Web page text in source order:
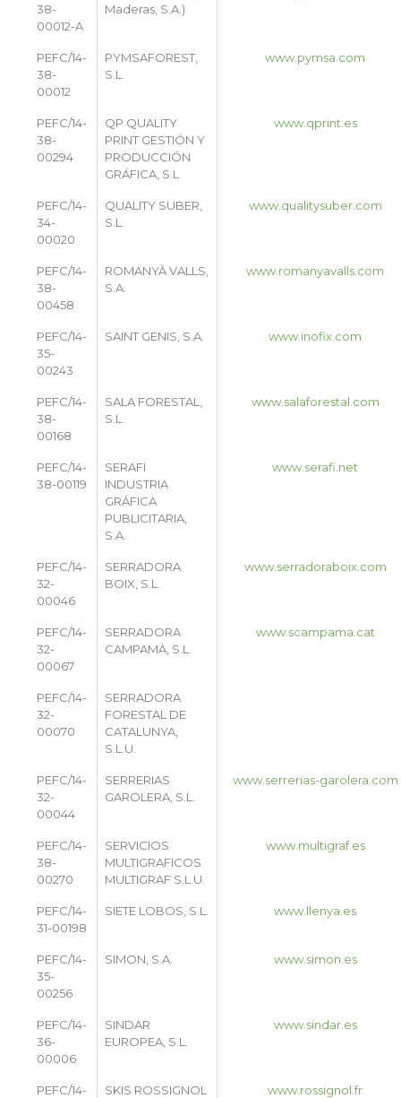
38-
00012-A
Maderas, S.A.)
PEFC/14-
38-
00012
PYMSAFOREST,
S.L.
www.pymsa.com
PEFC/14-
38-
00294
QP QUALITY
PRINT GESTIÓN Y
PRODUCCIÓN
GRÁFICA, S.L
www.qprint.es
PEFC/14-
34-
00020
QUALITY SUBER,
S.L.
www.qualitysuber.com
PEFC/14-
38-
00458
ROMANYÀ VALLS,
S.A.
www.romanyavalls.com
PEFC/14-
35-
00243
SAINT GENIS, S.A. www.inofix.com
PEFC/14-
38-
00168
SALA FORESTAL,
S.L.
www.salaforestal.com
PEFC/14-
38-00119
SERAFI
INDUSTRIA
GRÁFICA
PUBLICITARIA,
S.A.
www.serafi.net
PEFC/14-
32-
00046
SERRADORA
BOIX, S.L.
www.serradoraboix.com
PEFC/14-
32-
00067
SERRADORA
CAMPAMÀ, S.L.
www.scampama.cat
PEFC/14-
32-
00070
SERRADORA
FORESTAL DE
CATALUNYA,
S.L.U.
PEFC/14-
32-
00044
SERRERIAS
GAROLERA, S.L.
www.serrerias-garolera.com
PEFC/14-
38-
00270
SERVICIOS
MULTIGRAFICOS
MULTIGRAF S.L.U.
www.multigraf.es
PEFC/14-
31-00198
SIETE LOBOS, S.L. www.llenya.es
PEFC/14-
35-
00256
SIMON, S.A. www.simon.es
PEFC/14-
36-
00006
SINDAR
EUROPEA, S.L.
www.sindar.es
PEFC/14-
SKIS ROSSIGNOL
www.rossignol.fr